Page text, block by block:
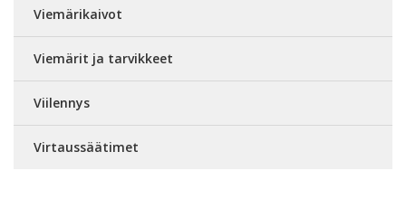
Viemärikaivot
Viemärit ja tarvikkeet
Viilennys
Virtaussäätimet